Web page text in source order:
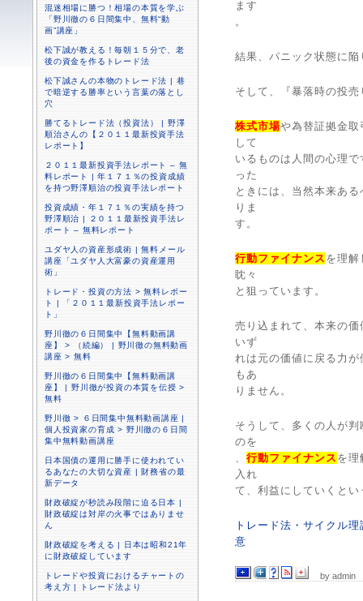
ます
。
結果、パニック状態に陥
そして、『暴落時の投
株式市場や為替証拠金取
して
いるものは人間の心理
った
ときには、当然本来あ
りま
す。
行動ファイナンス を理解
眈々
と狙っています。
売り込まれて、本来の
いず
れは元の価値に戻る力
もあ
りません。
そうして、多くの人が
のを
、 行動ファイナンス を理
入れ
て、利益にしていくと
トレード法・サイクル
意
by admin
混迷相場に勝つ！相場の本質を学ぶ
「野川徹の６日間集中、無料“動
画”講座」
松下誠が教える！毎朝１５分で、老
後の資金を作るトレード法
松下誠さんの本物のトレード法 | 巷
で暗逆する勝率という言葉の落とし
穴
勝てるトレード法（投資法） | 野澤
順治さんの【２０１１最新投資手法
レポート】
２０１１最新投資手法レポート – 無
料レポート | 年１７１％の投資成績
を持つ野澤順治の投資手法レポート
投資成績・年１７１％の実績を持つ
野澤順治 | ２０１１最新投資手法レ
ポート – 無料レポート
ユダヤ人の資産形成術 | 無料メール
講座「ユダヤ人大富豪の資産運用
術」
トレード・投資の方法 > 無料レポー
ト | 「２０１１最新投資手法レポー
ト」
野川徹の６日間集中【無料動画講
座】 > （続編） | 野川徹の無料動画
講座 > 無料
野川徹の６日間集中【無料動画講
座】 | 野川徹が投資の本質を伝授 >
無料
野川徹 > ６日間集中無料動画講座 |
個人投資家の育成 > 野川徹の６日間
集中無料動画講座
日本国債の運用に勝手に使われてい
るあなたの大切な資産 | 財務省の最
新データ
財政破綻が秒読み段階に迫る日本 |
財政破綻は対岸の火事ではありませ
ん
財政破綻を考える | 日本は昭和21年
に財政破綻しています
トレードや投資におけるチャートの
考え方 | トレード法より